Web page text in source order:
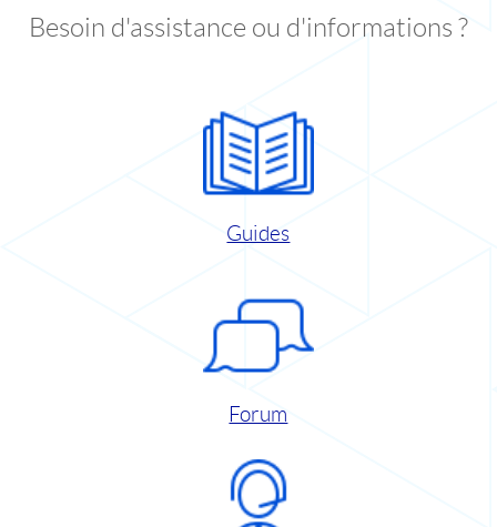
Besoin d'assistance ou d'informations ?
Guides
Forum